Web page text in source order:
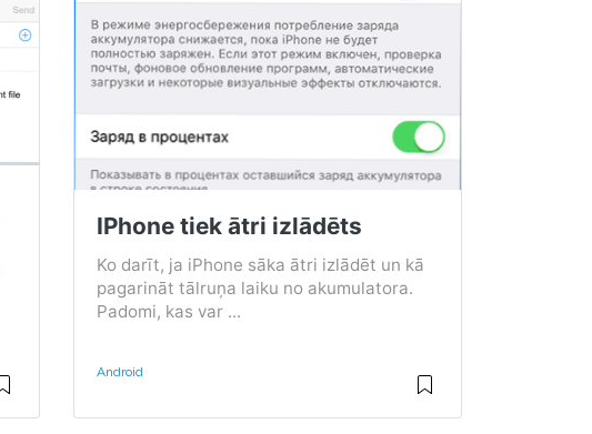
IPhone tiek ātri izlādēts
Ko darīt, ja iPhone sāka ātri izlādēt un kā
pagarināt tālruņa laiku no akumulatora.
Padomi, kas var ...
Android